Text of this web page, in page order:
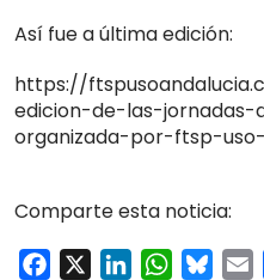
Así fue a última edición:
https://
edicion-de-las-
organizada-por-ftsp-
Comparte esta noticia:
Facebook LinkedIn